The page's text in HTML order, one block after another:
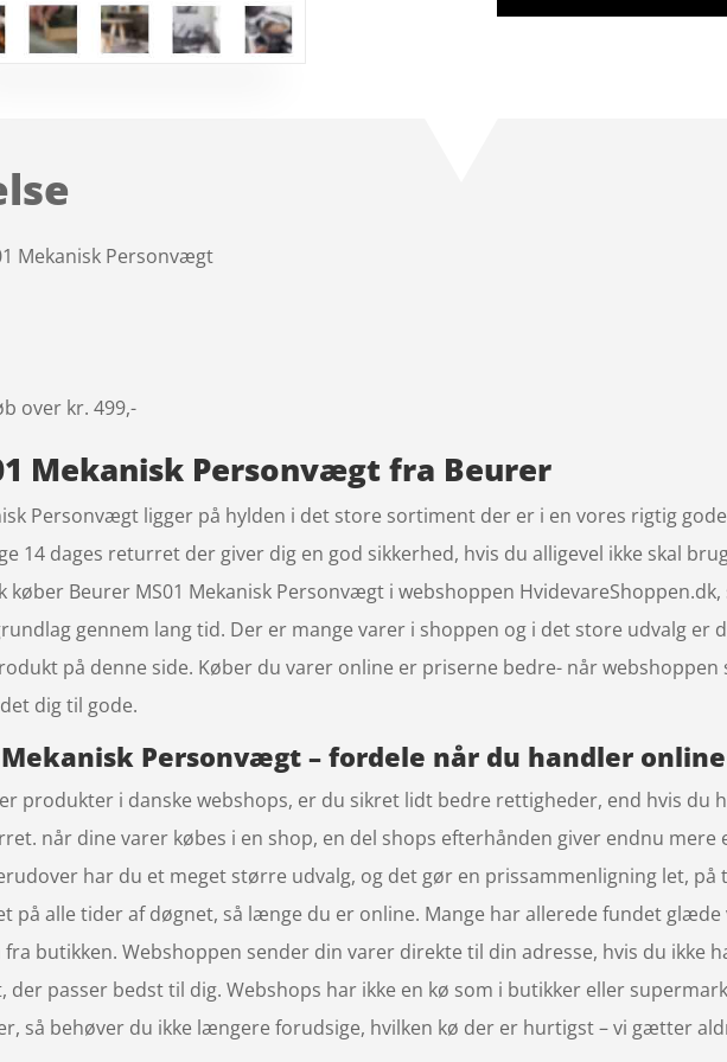
Mekanisk Personvægt
over kr. 499,-
Mekanisk Personvægt fra Beurer
Personvægt ligger på hylden i det store sortiment der er i en vores rigtig
14 dages returret der giver dig en god sikkerhed, hvis du alligevel ikke skal
køber Beurer MS01 Mekanisk Personvægt i webshoppen
gennem lang tid. Der er mange varer i shoppen og i det store udvalg er
på denne side. Køber du varer online er priserne bedre- når
dig til gode.
Mekanisk Personvægt – fordele når du handler online
produkter i danske webshops, er du sikret lidt bedre rettigheder, end hvis du
når dine varer købes i en shop, en del shops efterhånden giver endnu
har du et meget større udvalg, og det gør en prissammenligning let, på
på alle tider af døgnet, så længe du er online. Mange har allerede fundet
butikken. Webshoppen sender din varer direkte til din adresse, hvis du ikke
der passer bedst til dig. Webshops har ikke en kø som i butikker eller
så behøver du ikke længere forudsige, hvilken kø der er hurtigst – vi gætter